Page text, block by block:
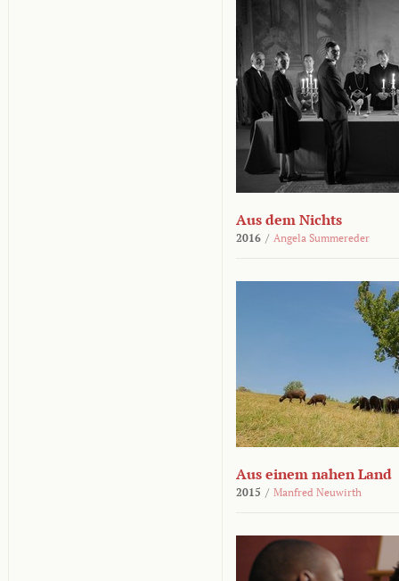
Aus dem Nichts
2016 / Angela Summereder
Aus einem nahen Land
2015 / Manfred Neuwirth